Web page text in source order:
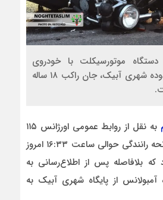
موتورسیکلت با خودروی
سواری پراید در محدوده شهری آبیک، جان راکب ۱۸ ساله
به نقل از روابط عمومی اورژانس ۱۱۵
استان قزوین، این سانحه رانندگی حوالی ساعت ۱۶:۳۳ امروز
بلافاصله پس از اطلاع‌رسانی به
از پایگاه شهری آبیک به